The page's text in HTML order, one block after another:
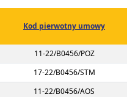
Kod pierwotny umowy
Link do listy planu umowy o kodzie
11-22/B0456/POZ
do listy planu umowy o kodzie 02-
17-22/B0456/STM
Link do listy planu umowy o kodzie
11-22/B0456/AOS